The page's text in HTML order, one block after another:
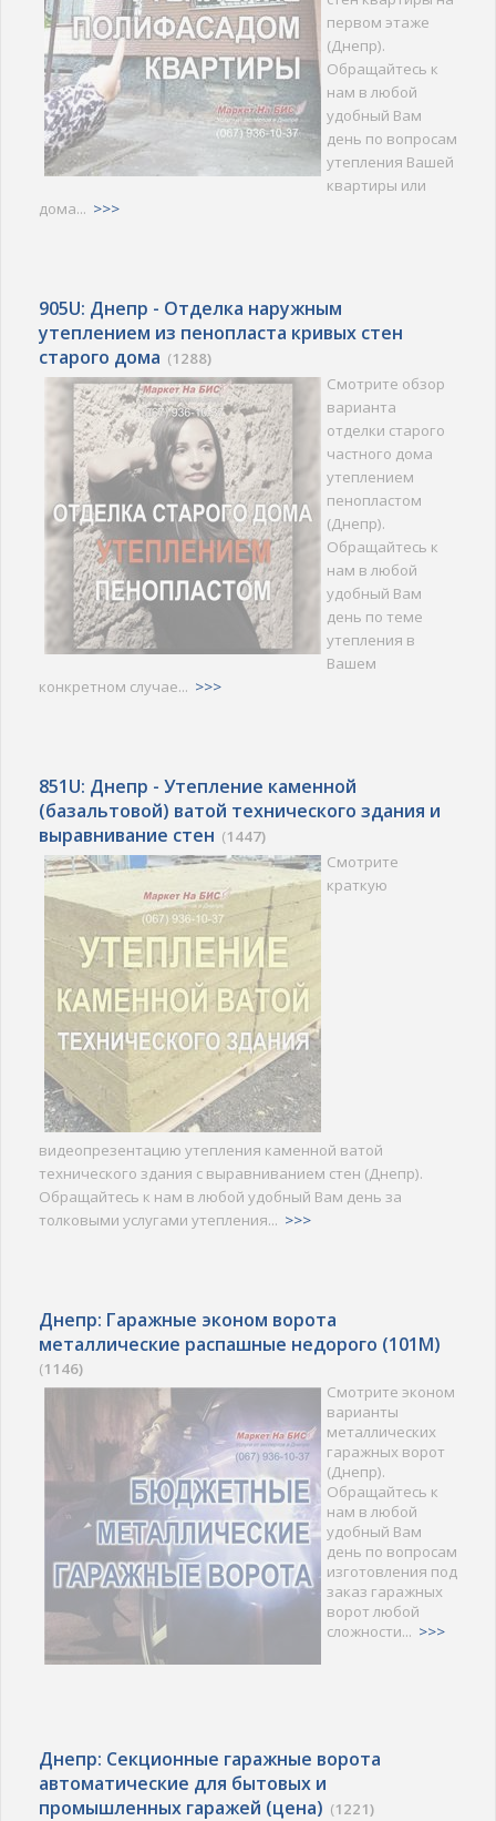
первом этаже
(Днепр).
Обращайтесь к
нам в любой
удобный Вам
день по вопросам
утепления Вашей
квартиры или
дома... >>>
905U: Днепр - Отделка наружным
утеплением из пенопласта кривых стен
старого дома (1288)
Смотрите обзор
варианта
отделки старого
частного дома
утеплением
пенопластом
(Днепр).
Обращайтесь к
нам в любой
удобный Вам
день по теме
утепления в
Вашем
конкретном случае... >>>
851U: Днепр - Утепление каменной
(базальтовой) ватой технического здания и
выравнивание стен (1447)
Смотрите
краткую
видеопрезентацию утепления каменной ватой
технического здания с выравниванием стен (Днепр).
Обращайтесь к нам в любой удобный Вам день за
толковыми услугами утепления... >>>
Днепр: Гаражные эконом ворота
металлические распашные недорого (101M)
(1146)
Смотрите эконом
варианты
металлических
гаражных ворот
(Днепр).
Обращайтесь к
нам в любой
удобный Вам
день по вопросам
изготовления под
заказ гаражных
ворот любой
сложности... >>>
Днепр: Секционные гаражные ворота
автоматические для бытовых и
промышленных гаражей (цена) (1221)